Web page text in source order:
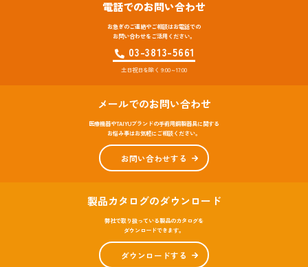
電話でのお問い合わせ
お急ぎのご連絡やご相談はお電話での
お問い合わせをご活用ください。
03-3813-5661
土日祝日を除く 9:00～17:00
メールでのお問い合わせ
医療機器やTAIYUブランドの手術用鋼製器具に関する
お悩み事はお気軽にご相談ください。
お問い合わせする
製品カタログのダウンロード
弊社で取り扱っている製品のカタログを
ダウンロードできます。
ダウンロードする